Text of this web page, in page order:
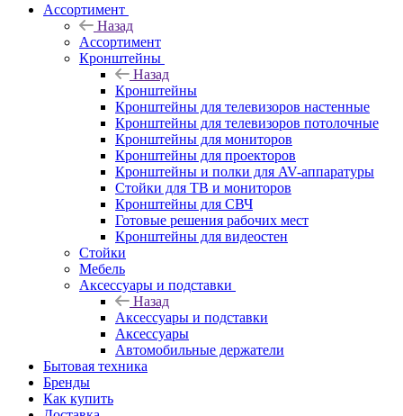
Ассортимент
Назад
Ассортимент
Кронштейны
Назад
Кронштейны
Кронштейны для телевизоров настенные
Кронштейны для телевизоров потолочные
Кронштейны для мониторов
Кронштейны для проекторов
Кронштейны и полки для AV-аппаратуры
Стойки для ТВ и мониторов
Кронштейны для СВЧ
Готовые решения рабочих мест
Кронштейны для видеостен
Стойки
Мебель
Аксессуары и подставки
Назад
Аксессуары и подставки
Аксессуары
Автомобильные держатели
Бытовая техника
Бренды
Как купить